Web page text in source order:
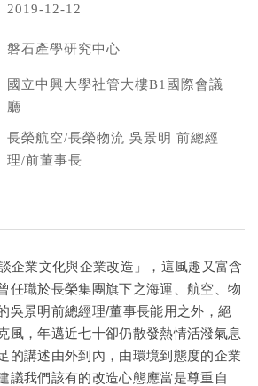
2019-12-12
磐石產學研究中心
國立中興大學社管大樓B1國際會議
廳
長榮航空/長榮物流 吳景明 前總經
理/前董事長
企業文化與企業改造」，這風趣又富含
任職於長榮集團旗下之海運、航空、物
吳景明前總經理/董事長能用之外，絕
風，年邁近七十卻仍散發熱情活潑氣息
的講述由外到內，由環境到態度的企業
議我們該有的改造心態應當是尊重自